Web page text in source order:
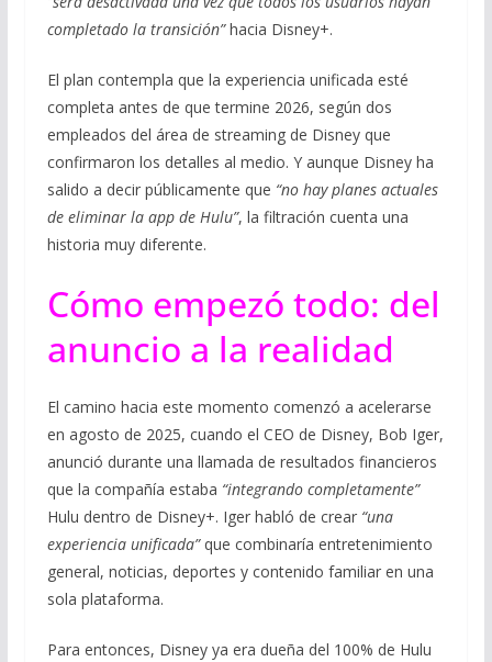
completado la transición”hacia Disney+.
El plan contempla que la experiencia unificada esté
completa antes de que termine 2026, según dos
empleados del área de streaming de Disney que
confirmaron los detalles al medio. Y aunque Disney ha
salido a decir públicamente que “no hay planes actuales
de eliminar la app de Hulu”, la filtración cuenta una
historia muy diferente.
Cómo empezó todo: del
anuncio a la realidad
El camino hacia este momento comenzó a acelerarse
en agosto de 2025, cuando el CEO de Disney, Bob Iger,
anunció durante una llamada de resultados financieros
que la compañía estaba “integrando completamente”
Hulu dentro de Disney+. Iger habló de crear“una
experiencia unificada”que combinaría entretenimiento
general, noticias, deportes y contenido familiar en una
sola plataforma.
Para entonces, Disney ya era dueña del 100% de Hulu